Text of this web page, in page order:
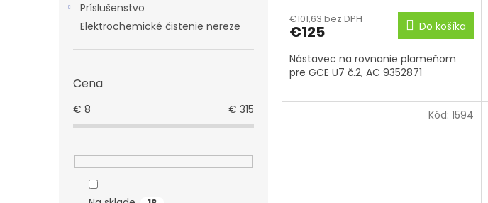
Príslušenstvo
Elektrochemické čistenie nereze
Cena
€ 8 € 315
€101,63 bez DPH
€125 Do košíka
Nástavec na rovnanie plameňom
pre GCE U7 č.2, AC 9352871
Kód: 1594